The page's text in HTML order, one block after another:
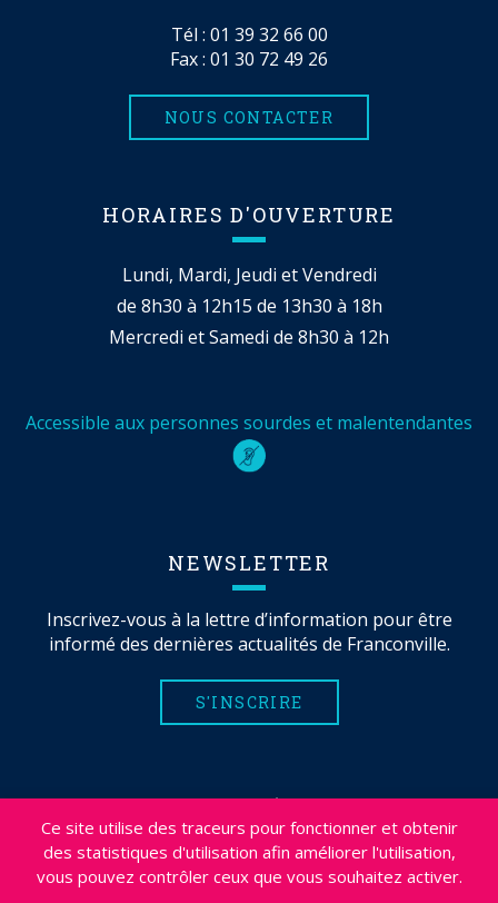
Ce site utilise des traceurs pour fonctionner et obtenir
des statistiques d'utilisation afin améliorer l'utilisation,
vous pouvez contrôler ceux que vous souhaitez activer.
Tél : 01 39 32 66 00
Fax : 01 30 72 49 26
NOUS CONTACTER
HORAIRES D'OUVERTURE
Lundi, Mardi, Jeudi et Vendredi
de 8h30 à 12h15 de 13h30 à 18h
Mercredi et Samedi de 8h30 à 12h
Accessible aux personnes sourdes et malentendantes
NEWSLETTER
Inscrivez-vous à la lettre d’information pour être
informé des dernières actualités de Franconville.
S'INSCRIRE
MENTIONS LÉGALES
PLAN DU SITE
CRÉDITS
PROJETS